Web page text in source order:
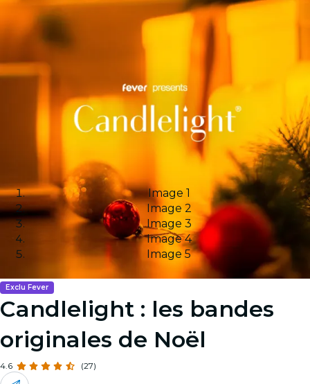
Image 1
Image 2
Image 3
Image 4
Image 5
Exclu Fever
Candlelight : les bandes
originales de Noël
4.6 (27)